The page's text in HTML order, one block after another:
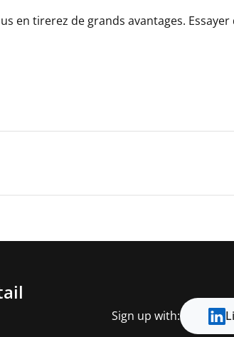
en tirerez de grands avantages.
Sign up with: